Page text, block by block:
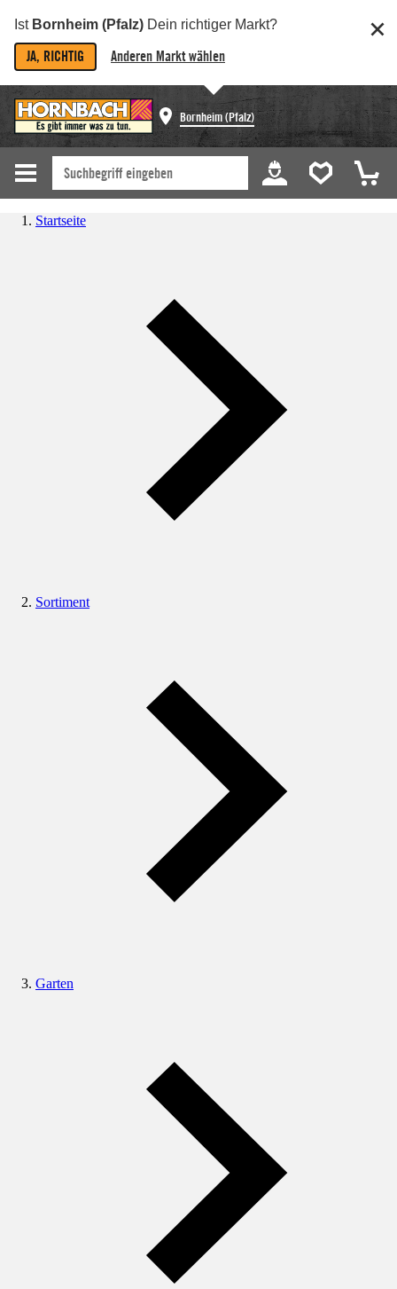
Ist Bornheim (Pfalz) Dein richtiger Markt?
JA, RICHTIG Anderen Markt wählen
Bornheim (Pfalz)
Startseite
Sortiment
Garten